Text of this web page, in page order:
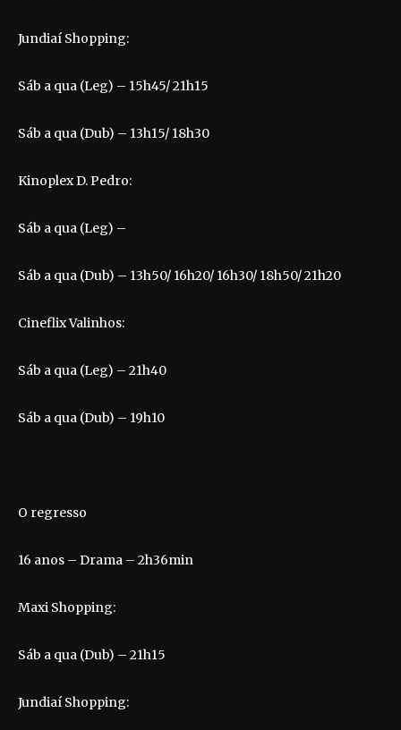
Jundiaí Shopping:
Sáb a qua (Leg) – 15h45/ 21h15
Sáb a qua (Dub) – 13h15/ 18h30
Kinoplex D. Pedro:
Sáb a qua (Leg) –
Sáb a qua (Dub) – 13h50/ 16h20/ 16h30/ 18h50/ 21h20
Cineflix Valinhos:
Sáb a qua (Leg) – 21h40
Sáb a qua (Dub) – 19h10
O regresso
16 anos – Drama – 2h36min
Maxi Shopping:
Sáb a qua (Dub) – 21h15
Jundiaí Shopping: